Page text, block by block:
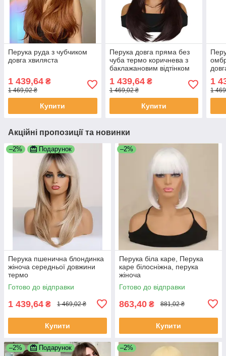
Перука руда з чубчиком
довга хвиляста
1 439,64 ₴
1 469,02 ₴
Купити
Перука довга пряма без
чуба термо коричнева з
баклажановим відтінком
1 439,64₴
1 469,02 ₴
Купити
1
1
Акційні пропозиції та новинки
–2% Подарунок
Перука пшенична блондинка
жіноча середньої довжини
термо
Готово до відправки
1 439,64 ₴ 1 469,02 ₴
Купити
–2%
Перука біла каре, Перука
каре білосніжна, перука
жіноча
Готово до відправки
863,40 ₴ 881,02 ₴
Купити
–2% Подарунок –2%